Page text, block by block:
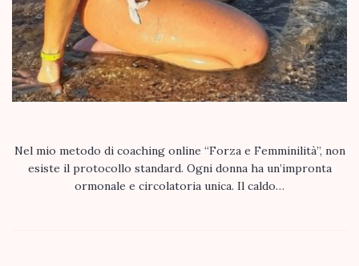
Nel mio metodo di coaching online “Forza e Femminilità”, non
esiste il protocollo standard. Ogni donna ha un’impronta
ormonale e circolatoria unica. Il caldo…